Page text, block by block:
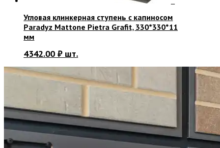
Угловая клинкерная ступень с капиносом
Paradyz Mattone Pietra Grafit, 330*330*11
мм
4342.00 ₽ шт.